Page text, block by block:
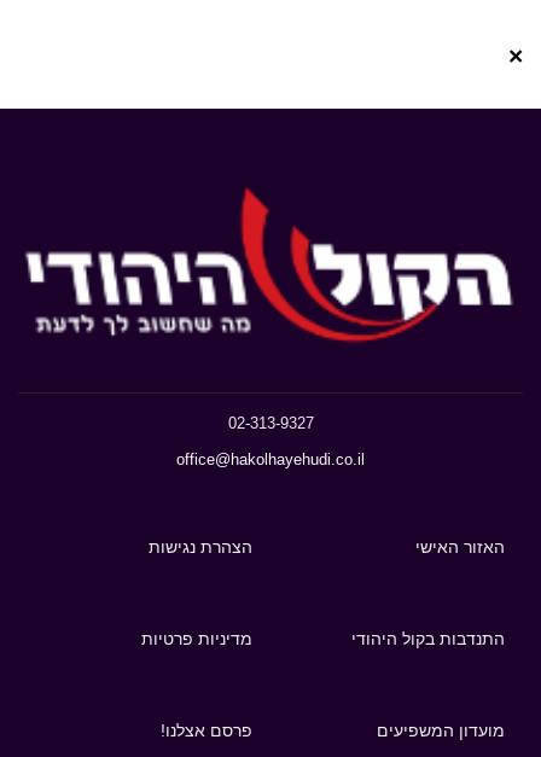
×
02-313-9327
office@hakolhayehudi.co.il
האזור האישי הצהרת נגישות
התנדבות בקול היהודי מדיניות פרטיות
מועדון המשפיעים פרסם אצלנו!